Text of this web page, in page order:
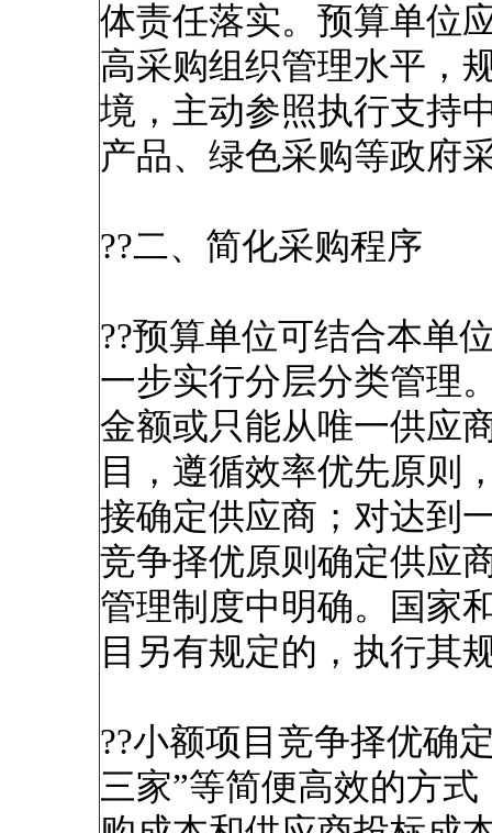
体责任落实。预算单位
高采购组织管理水平，
境，主动参照执行支持
产品、绿色采购等政府
??二、简化采购程序
??预算单位可结合本单
一步实行分层分类管理
金额或只能从唯一供应
目，遵循效率优先原则
接确定供应商；对达到
竞争择优原则确定供应
管理制度中明确。国家
目另有规定的，执行其
??小额项目竞争择优确
三家”等简便高效的方